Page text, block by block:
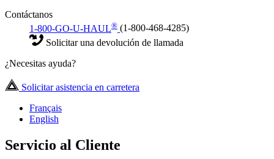
Contáctanos
1-800-GO-U-HAUL® (1-800-468-4285)
Solicitar una devolución de llamada
¿Necesitas ayuda?
Solicitar asistencia en carretera
Français
English
Servicio al Cliente